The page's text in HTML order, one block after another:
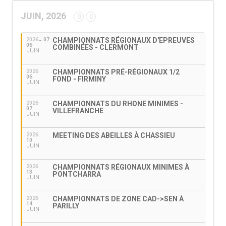
JUIN, 2026
2026
06
JUIN
07
CHAMPIONNATS RÉGIONAUX D'EPREUVES
COMBINÉES - CLERMONT
2026
06
JUIN
CHAMPIONNATS PRÉ-RÉGIONAUX 1/2
FOND - FIRMINY
2026
07
JUIN
CHAMPIONNATS DU RHONE MINIMES -
VILLEFRANCHE
2026
10
JUIN
MEETING DES ABEILLES À CHASSIEU
2026
13
JUIN
CHAMPIONNATS RÉGIONAUX MINIMES À
PONTCHARRA
2026
14
JUIN
CHAMPIONNATS DE ZONE CAD->SEN À
PARILLY